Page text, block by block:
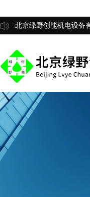
北京绿野创能机电设备